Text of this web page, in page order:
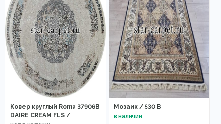
Ковер круглый Roma 37906B
DAIRE CREAM FLS /
Мозаик / 530 B